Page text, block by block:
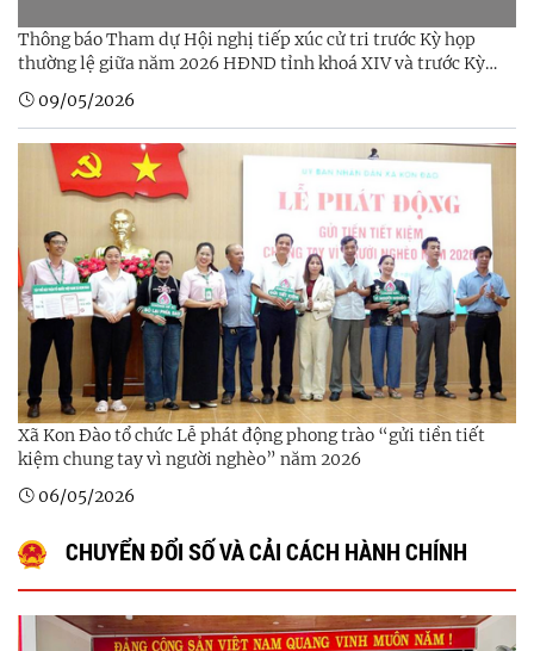
Thông báo Tham dự Hội nghị tiếp xúc cử tri trước Kỳ họp
thường lệ giữa năm 2026 HĐND tỉnh khoá XIV và trước Kỳ
họp thường lệ giữa năm 2026 HĐND xã khoá XV, nhiệm kỳ
2026-2031
09/05/2026
Xã Kon Đào tổ chức Lễ phát động phong trào “gửi tiền tiết
kiệm chung tay vì người nghèo” năm 2026
06/05/2026
CHUYỂN ĐỔI SỐ VÀ CẢI CÁCH HÀNH CHÍNH